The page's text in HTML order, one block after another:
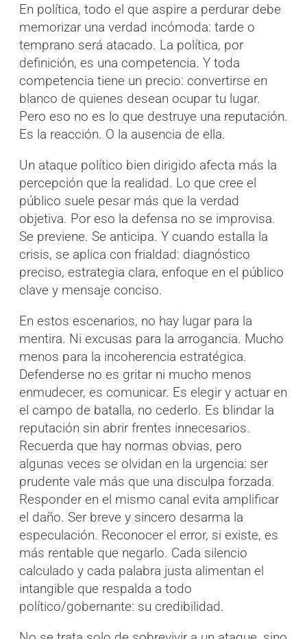
En política, todo el que aspire a perdurar debe
memorizar una verdad incómoda: tarde o
temprano será atacado. La política, por
definición, es una competencia. Y toda
competencia tiene un precio: convertirse en
blanco de quienes desean ocupar tu lugar.
Pero eso no es lo que destruye una reputación.
Es la reacción. O la ausencia de ella.
Un ataque político bien dirigido afecta más la
percepción que la realidad. Lo que cree el
público suele pesar más que la verdad
objetiva. Por eso la defensa no se improvisa.
Se previene. Se anticipa. Y cuando estalla la
crisis, se aplica con frialdad: diagnóstico
preciso, estrategia clara, enfoque en el público
clave y mensaje conciso.
En estos escenarios, no hay lugar para la
mentira. Ni excusas para la arrogancia. Mucho
menos para la incoherencia estratégica.
Defenderse no es gritar ni mucho menos
enmudecer, es comunicar. Es elegir y actuar en
el campo de batalla, no cederlo. Es blindar la
reputación sin abrir frentes innecesarios.
Recuerda que hay normas obvias, pero
algunas veces se olvidan en la urgencia: ser
prudente vale más que una disculpa forzada.
Responder en el mismo canal evita amplificar
el daño. Ser breve y sincero desarma la
especulación. Reconocer el error, si existe, es
más rentable que negarlo. Cada silencio
calculado y cada palabra justa alimentan el
intangible que respalda a todo
político/gobernante: su credibilidad.